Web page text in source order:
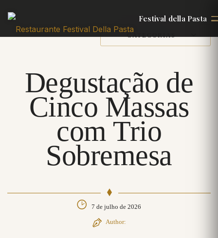
Festival della Pasta
CATEGORIAS
Degustação de
Cinco Massas
com Trio
Sobremesa
7 de julho de 2026
Author: